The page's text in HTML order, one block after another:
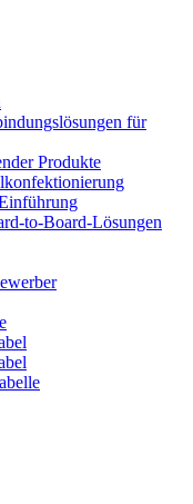
für
Produkte
to-Board-Lösungen